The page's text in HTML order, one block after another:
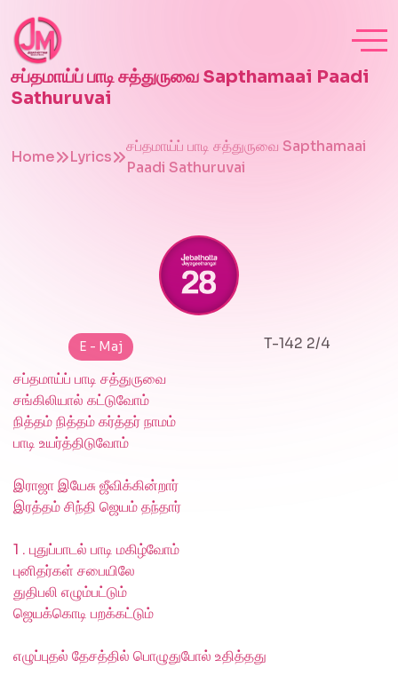
சப்தமாய்ப் பாடி சத்துருவை Sapthamaai Paadi
Sathuruvai
Home Lyrics
சப்தமாய்ப் பாடி சத்துருவை Sapthamaai
Paadi Sathuruvai
E - Maj
T-142 2/4
சப்தமாய்ப் பாடி சத்துருவை
சங்கிலியால் கட்டுவோம்
நித்தம் நித்தம் கர்த்தர் நாமம்
பாடி உயர்த்திடுவோம்
இராஜா இயேசு ஜீவிக்கின்றார்
இரத்தம் சிந்தி ஜெயம் தந்தார்
1 . புதுப்பாடல் பாடி மகிழ்வோம்
புனிதர்கள் சபையிலே
துதிபலி எழும்பட்டும்
ஜெயக்கொடி பறக்கட்டும்
எழுப்புதல் தேசத்தில் பொழுதுபோல் உதித்தது